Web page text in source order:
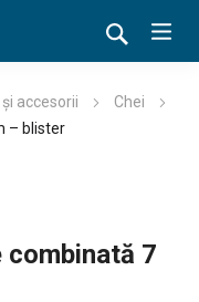
accesorii
Chei
– blister
combinată 7